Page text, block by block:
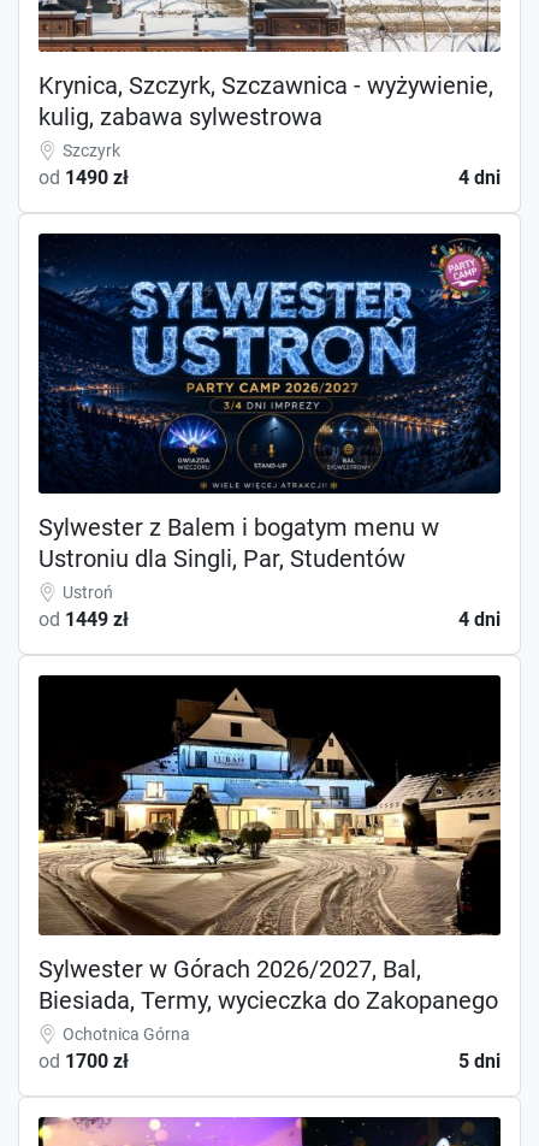
Krynica, Szczyrk, Szczawnica - wyżywienie,
kulig, zabawa sylwestrowa
Szczyrk
od 1490 zł 4 dni
Sylwester z Balem i bogatym menu w
Ustroniu dla Singli, Par, Studentów
Ustroń
od 1449 zł 4 dni
Sylwester w Górach 2026/2027, Bal,
Biesiada, Termy, wycieczka do Zakopanego
Ochotnica Górna
od 1700 zł 5 dni